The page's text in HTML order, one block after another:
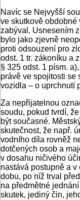
Navíc se Nejvyšší
ve skutkově obdobné
zabýval. Usnesením
bylo jako zjevně
proti odsouzení pro
odst. 1 tr. zákoníku a
§ 325 odst. 1 písm.
právě ve spojitosti se
vozidla – o uprchnutí
Za nepřijatelnou
soudu, pokud tvrdí,
být současné.
skutečnost, že např.
vodního díla rovněž
dotčených osob a
v dosahu ničivého
nastává postupně a
dobu, po níž trval
na předmětné
skutek, jediný čin,